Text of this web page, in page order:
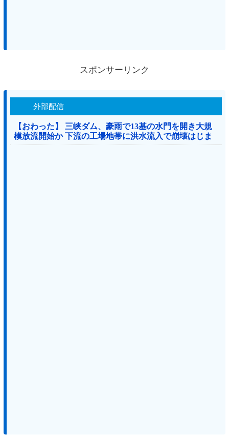
スポンサーリンク
外部配信
【おわった】 三峡ダム、豪雨で13基の水門を開き大規
模放流開始か 下流の工場地帯に洪水流入で崩壊はじま
る